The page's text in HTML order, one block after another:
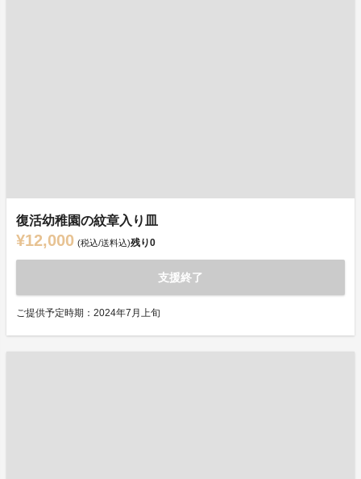
復活幼稚園の紋章入り皿
¥12,000 (税込/送料込)残り0
支援終了
ご提供予定時期：2024年7月上旬